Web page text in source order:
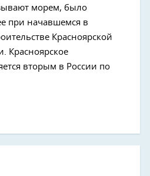
морем, было
при начавшемся в
Красноярской
Красноярское
вторым в России по